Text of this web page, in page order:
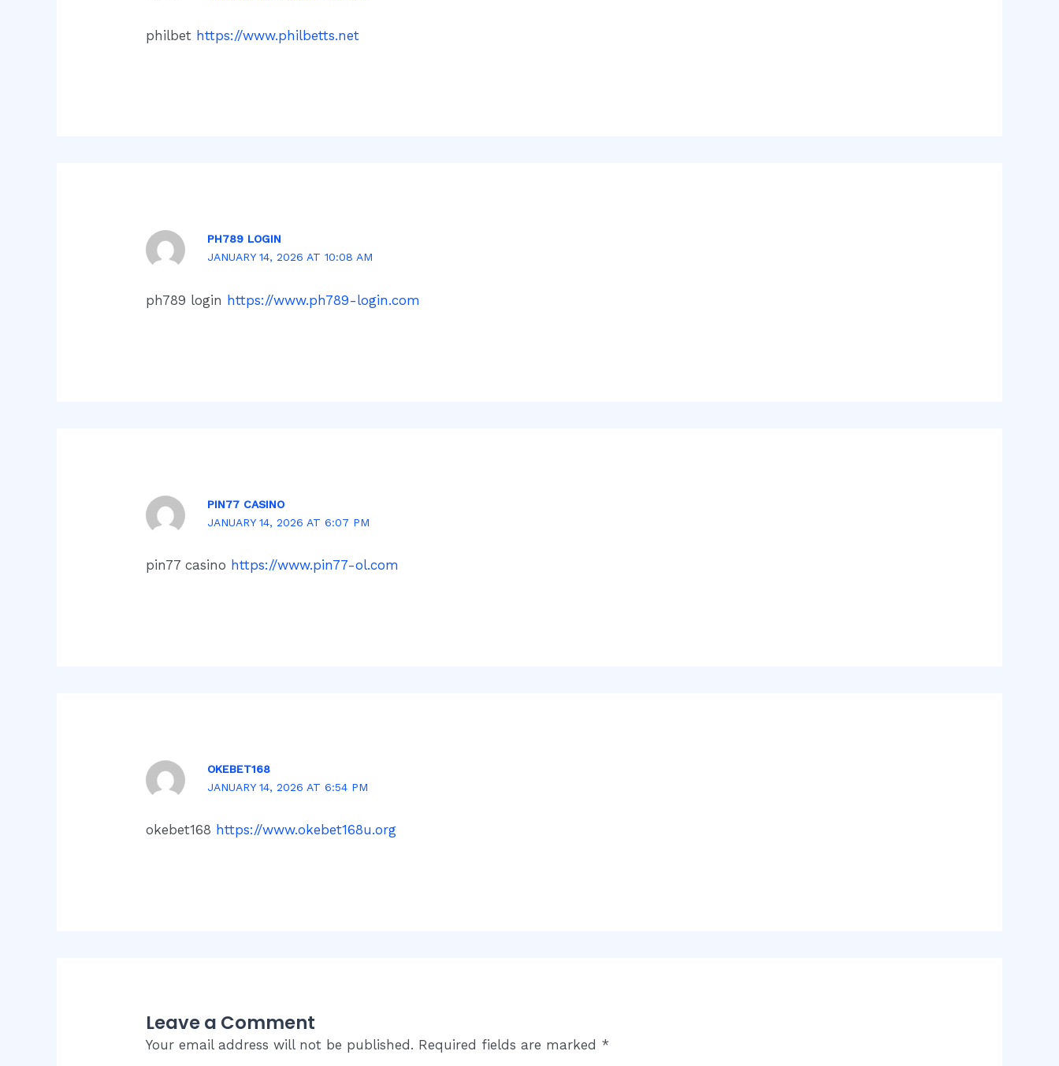
philbet https://www.philbetts.net
PH789 LOGIN
JANUARY 14, 2026 AT 10:08 AM
ph789 login https://www.ph789-login.com
PIN77 CASINO
JANUARY 14, 2026 AT 6:07 PM
pin77 casino https://www.pin77-ol.com
OKEBET168
JANUARY 14, 2026 AT 6:54 PM
okebet168 https://www.okebet168u.org
Leave a Comment
Your email address will not be published. Required fields are marked *